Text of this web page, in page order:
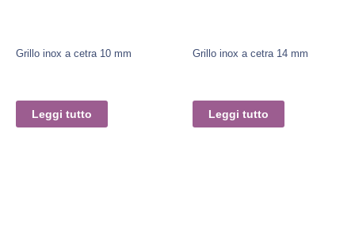
Grillo inox a cetra 10 mm
Leggi tutto
Grillo inox a cetra 14 mm
Leggi tutto